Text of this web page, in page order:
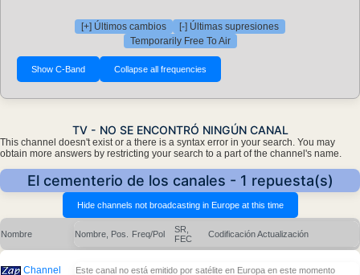
[+] Últimos cambios
[-] Últimas supresiones
Temporarily Free To Air
TV - NO SE ENCONTRÓ NINGÚN CANAL
This channel doesn't exist or a there is a syntax error in your search. You may
obtain more answers by restricting your search to a part of the channel's name.
El cementerio de los canales - 1 repuesta(s)
Nombre Nombre, Pos. Freq/Pol
SR,
FEC
CodificaciónActualización
Channel
Este canal no está emitido por satélite en Europa en este momento